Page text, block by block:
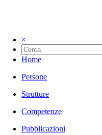
×
Home
Persone
Strutture
Competenze
Pubblicazioni